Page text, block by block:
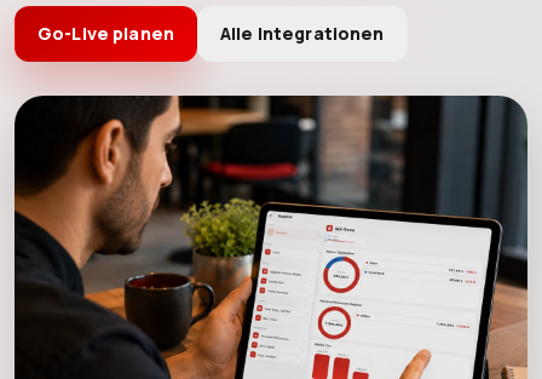
Go-Live planen Alle Integrationen